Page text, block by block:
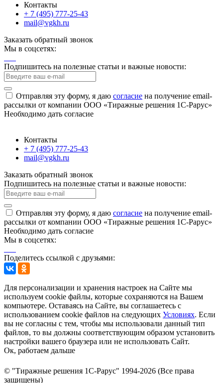
Контакты
+ 7 (495) 777-25-43
mail@vgkh.ru
Заказать обратный звонок
Мы в соцсетях:
Подпишитесь на полезные статьи и важные новости:
Отправляя эту форму, я даю согласие на получение email-
рассылки от компании ООО «Тиражные решения 1С-Рарус»
Необходимо дать согласие
Контакты
+ 7 (495) 777-25-43
mail@vgkh.ru
Заказать обратный звонок
Подпишитесь на полезные статьи и важные новости:
Отправляя эту форму, я даю согласие на получение email-
рассылки от компании ООО «Тиражные решения 1С-Рарус»
Необходимо дать согласие
Мы в соцсетях:
Поделитесь ссылкой с друзьями:
Для персонализации и хранения настроек на Сайте мы
используем cookie файлы, которые сохраняются на Вашем
компьютере. Оставаясь на Сайте, вы соглашаетесь с
использованием cookie файлов на следующих Условиях. Если
вы не согласны с тем, чтобы мы использовали данный тип
файлов, то вы должны соответствующим образом установить
настройки вашего браузера или не использовать Сайт.
Ок, работаем дальше
© "Тиражные решения 1С-Рарус" 1994-2026 (Все права
защищены)